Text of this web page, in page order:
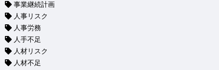
事業継続計画
人事リスク
人事労務
人手不足
人材リスク
人材不足